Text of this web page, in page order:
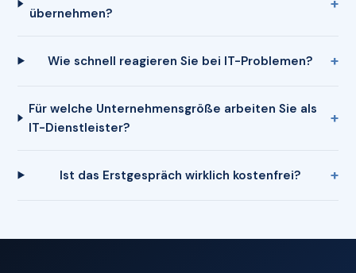
übernehmen?
Wie schnell reagieren Sie bei IT-Problemen?
Für welche Unternehmensgröße arbeiten Sie als
IT-Dienstleister?
Ist das Erstgespräch wirklich kostenfrei?